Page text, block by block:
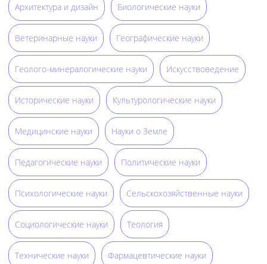
Архитектура и дизайн Биологические науки
Ветеринарные науки Географические науки
Геолого-минералогические науки Искусствоведение
Исторические науки Культурологические науки
Медицинские науки Науки о Земле
Педагогические науки Политические науки
Психологические науки Сельскохозяйственные науки
Социологические науки Теология
Технические науки Фармацевтические науки